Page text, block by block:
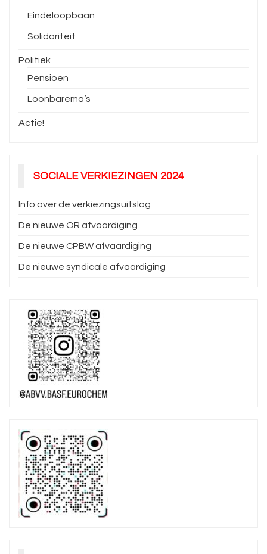
Eindeloopbaan
Solidariteit
Politiek
Pensioen
Loonbarema’s
Actie!
SOCIALE VERKIEZINGEN 2024
Info over de verkiezingsuitslag
De nieuwe OR afvaardiging
De nieuwe CPBW afvaardiging
De nieuwe syndicale afvaardiging